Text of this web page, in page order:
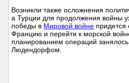
Возникли также осложнения
а Турции для продолжения войны
победы в Мировой войне придется
Францию и перейти к морской
планированием операций
Людендорфом.